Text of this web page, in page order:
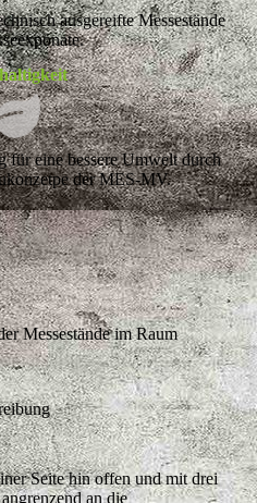
ausgereifte Messestände
für eine bessere Umwelt durch
der MES-MV.
Messestände im Raum
Seite hin offen und mit drei
an die